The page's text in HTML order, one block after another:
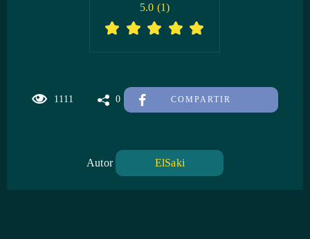
1111 0 COMPARTIR
5.0 (1)
Autor ElSaki